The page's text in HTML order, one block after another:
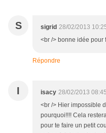
S sigrid 28/02/2013
<br /> bonne idée pour
Répondre
I isacy 28/02/2013 08:45
<br /> Hier impossible
pourquoi!!!! Cela
pour te faire un petit